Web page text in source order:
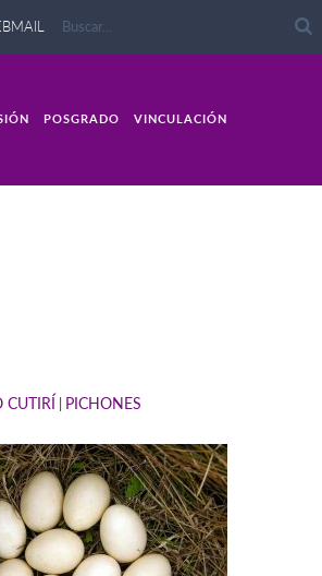
POSGRADO VINCULACIÓN
CUTIRÍ PICHONES